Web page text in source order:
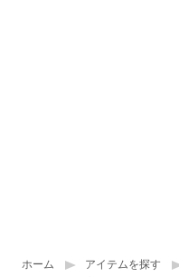
ホーム アイテムを探す